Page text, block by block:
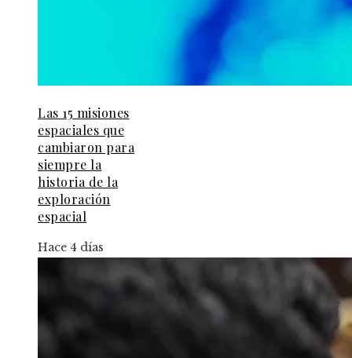
Las 15 misiones
espaciales que
cambiaron para
siempre la
historia de la
exploración
espacial
Hace 4 días